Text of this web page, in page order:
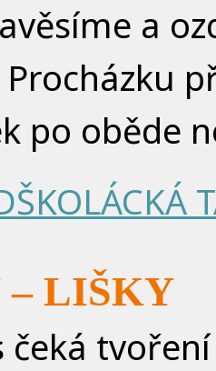
a
po oběde
– LIŠKY
čeká